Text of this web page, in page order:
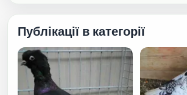
Публікації в категорії